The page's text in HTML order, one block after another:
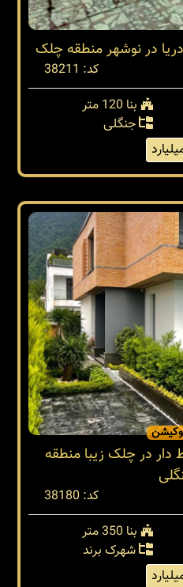
در نوشهر منطقه چلک
کد: 38211
بنا 120 متر
جنگلی
در چلک زیبا منطقه
کد: 38180
بنا 350 متر
شهرک برند